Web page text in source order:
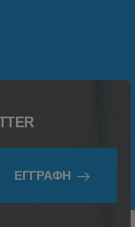
ΕΓΓΡΑΦΉ